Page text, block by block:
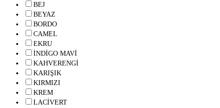
BEJ
BEYAZ
BORDO
CAMEL
EKRU
İNDİGO MAVİ
KAHVERENGİ
KARIŞIK
KIRMIZI
KREM
LACİVERT